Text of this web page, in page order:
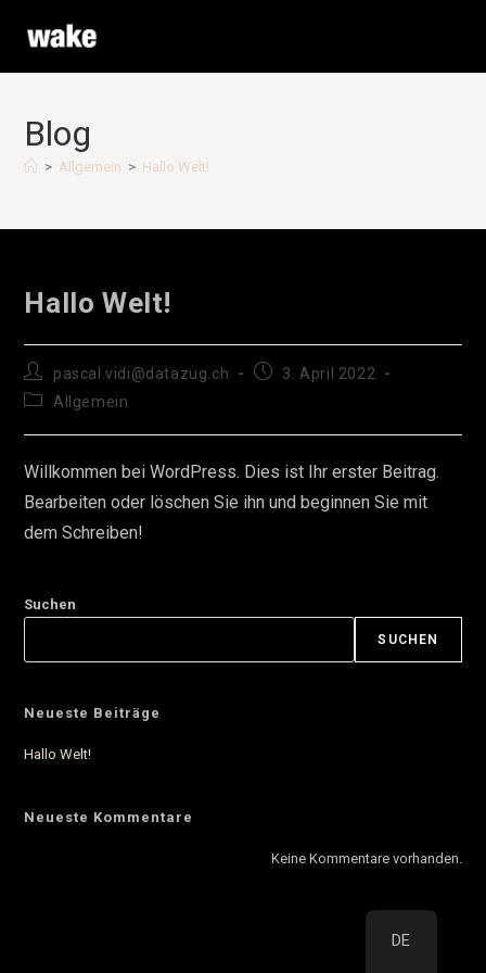
Blog
> Allgemein > Hallo Welt!
Hallo Welt!
Post
author:
pascal.vidi@datazug.ch
Post3. April 2022
PostAllgemein
Willkommen bei WordPress. Dies ist Ihr erster Beitrag.
Bearbeiten oder löschen Sie ihn und beginnen Sie mit
dem Schreiben!
Suchen
SUCHEN
Neueste Beiträge
Hallo Welt!
Neueste Kommentare
Keine Kommentare vorhanden.
DE